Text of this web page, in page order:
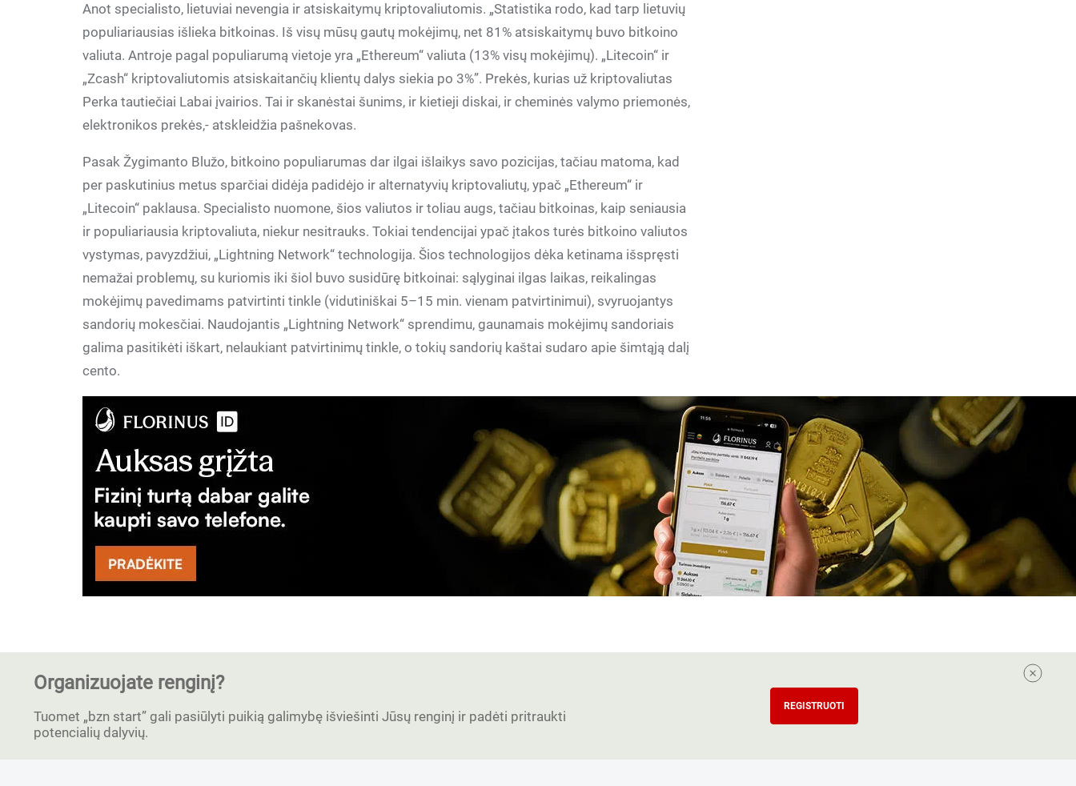
Anot specialisto, lietuviai nevengia ir atsiskaitymų kriptovaliutomis. „Statistika rodo, kad tarp lietuvių
populiariausias išlieka bitkoinas. Iš visų mūsų gautų mokėjimų, net 81% atsiskaitymų buvo bitkoino
valiuta. Antroje pagal populiarumą vietoje yra „Ethereum“ valiuta (13% visų mokėjimų). „Litecoin“ ir
„Zcash“ kriptovaliutomis atsiskaitančių klientų dalys siekia po 3%”. Prekės, kurias už kriptovaliutas
Perka tautiečiai Labai įvairios. Tai ir skanėstai šunims, ir kietieji diskai, ir cheminės valymo priemonės,
elektronikos prekės,- atskleidžia pašnekovas.
Pasak Žygimanto Blužo, bitkoino populiarumas dar ilgai išlaikys savo pozicijas, tačiau matoma, kad
per paskutinius metus sparčiai didėja padidėjo ir alternatyvių kriptovaliutų, ypač „Ethereum“ ir
„Litecoin“ paklausa. Specialisto nuomone, šios valiutos ir toliau augs, tačiau bitkoinas, kaip seniausia
ir populiariausia kriptovaliuta, niekur nesitrauks. Tokiai tendencijai ypač įtakos turės bitkoino valiutos
vystymas, pavyzdžiui, „Lightning Network“ technologija. Šios technologijos dėka ketinama išspręsti
nemažai problemų, su kuriomis iki šiol buvo susidūrę bitkoinai: sąlyginai ilgas laikas, reikalingas
mokėjimų pavedimams patvirtinti tinkle (vidutiniškai 5–15 min. vienam patvirtinimui), svyruojantys
sandorių mokesčiai. Naudojantis „Lightning Network“ sprendimu, gaunamais mokėjimų sandoriais
galima pasitikėti iškart, nelaukiant patvirtinimų tinkle, o tokių sandorių kaštai sudaro apie šimtąją dalį
cento.
Organizuojate renginį?
Tuomet „bzn start” gali pasiūlyti puikią galimybę išviešinti Jūsų renginį ir padėti pritraukti
potencialių dalyvių.
REGISTRUOTI